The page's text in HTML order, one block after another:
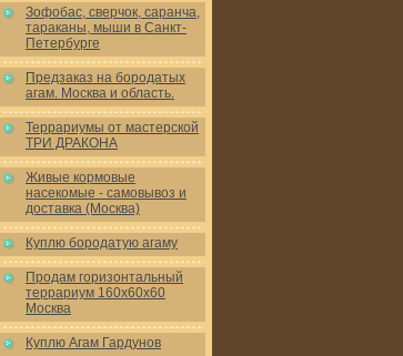
Зофобас, сверчок, саранча,
тараканы, мыши в Санкт-
Петербурге
Предзаказ на бородатых
агам. Москва и область.
Террариумы от мастерской
ТРИ ДРАКОНА
Живые кормовые
насекомые - самовывоз и
доставка (Москва)
Куплю бородатую агаму
Продам горизонтальный
террариум 160x60x60
Москва
Куплю Агам Гардунов